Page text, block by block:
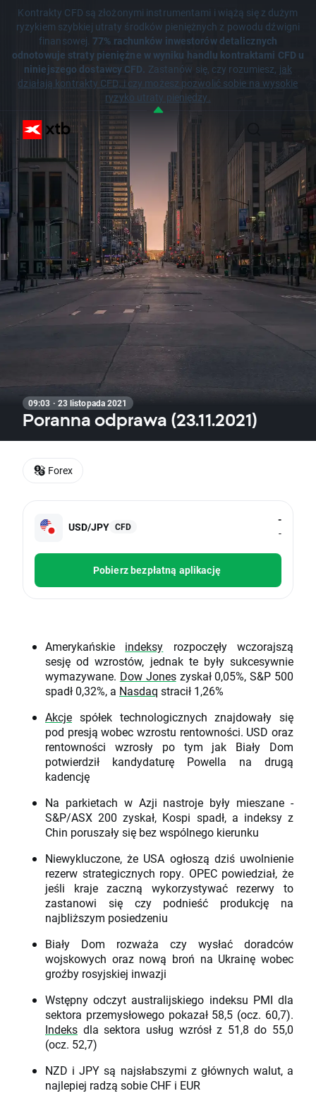
Kontrakty CFD są złożonymi instrumentami i wiążą się z dużym
ryzykiem szybkiej utraty środków pieniężnych z powodu dźwigni
finansowej.77% rachunków inwestorów detalicznych
odnotowuje straty pieniężne w wyniku handlu kontraktami CFD u
niniejszego dostawcy CFD. Zastanów się, czy rozumiesz, jak
działają kontrakty CFD, i czy możesz pozwolić sobie na wysokie
ryzyko utraty pieniędzy.
09:03 · 23 listopada 2021
Poranna odprawa (23.11.2021)
USD/JPY CFD
-
-
Pobierz bezpłatną aplikację
Amerykańskie indeksy rozpoczęły wczorajszą
sesję od wzrostów, jednak te były sukcesywnie
wymazywane. Dow Joneszyskał 0,05%, S&P 500
spadł 0,32%, a Nasdaq stracił 1,26%
Akcje spółek technologicznych znajdowały się
pod presją wobec wzrostu rentowności. USD oraz
rentowności wzrosły po tym jak Biały Dom
potwierdził kandydaturę Powella na drugą
kadencję
Na parkietach w Azji nastroje były mieszane -
S&P/ASX 200 zyskał, Kospi spadł, a indeksy z
Chin poruszały się bez wspólnego kierunku
Niewykluczone, że USA ogłoszą dziś uwolnienie
rezerw strategicznych ropy. OPEC powiedział, że
jeśli kraje zaczną wykorzystywać rezerwy to
zastanowi się czy podnieść produkcję na
najbliższym posiedzeniu
Biały Dom rozważa czy wysłać doradców
wojskowych oraz nową broń na Ukrainę wobec
groźby rosyjskiej inwazji
Wstępny odczyt australijskiego indeksu PMI dla
sektora przemysłowego pokazał 58,5 (ocz. 60,7).
Indeks dla sektora usług wzrósł z 51,8 do 55,0
(ocz. 52,7)
NZD i JPY są najsłabszymi z głównych walut, a
najlepiej radzą sobie CHF i EUR
Forex